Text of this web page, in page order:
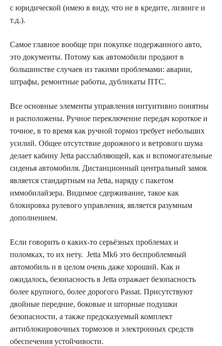
с юридической (имею в виду, что не в кредите, лизинге и
т.д.).
Самое главное вообще при покупке подержанного авто,
это документы. Потому как автомобили продают в
большинстве случаев из такими проблемами: аварии,
штрафы, ремонтные работы, дубликаты ПТС.
Все основные элементы управления интуитивно понятны
и расположены. Ручное переключение передач короткое и
точное, в то время как ручной тормоз требует небольших
усилий. Общее отсутствие дорожного и ветрового шума
делает кабину Jetta расслабляющей, как и вспомогательные
сиденья автомобиля. Дистанционный центральный замок
является стандартным на Jetta, наряду с пакетом
иммобилайзера. Видимое сдерживание, такое как
блокировка рулевого управления, является разумным
дополнением.
Если говорить о каких-то серьёзных проблемах и
поломках, то их нету. Jetta Mk6 это беспроблемный
автомобиль и в целом очень даже хороший. Как и
ожидалось, безопасность в Jetta отражает безопасность
более крупного, более дорогого Passat. Присутствуют
двойные передние, боковые и шторные подушки
безопасности, а также предсказуемый комплект
антиблокировочных тормозов и электронных средств
обеспечения устойчивости.